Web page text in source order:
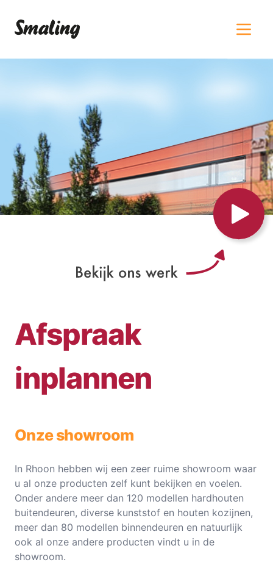
Afspraak
inplannen
Onze showroom
In Rhoon hebben wij een zeer ruime showroom waar
u al onze producten zelf kunt bekijken en voelen.
Onder andere meer dan 120 modellen hardhouten
buitendeuren, diverse kunststof en houten kozijnen,
meer dan 80 modellen binnendeuren en natuurlijk
ook al onze andere producten vindt u in de
showroom.